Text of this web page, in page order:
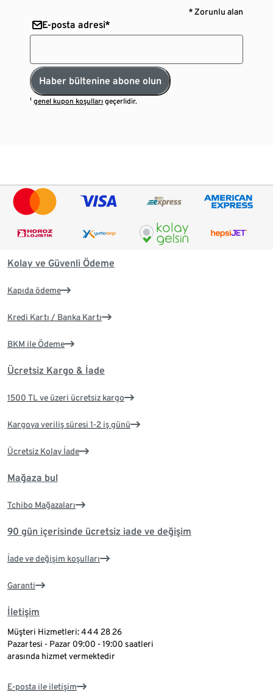
* Zorunlu alan
E-posta adresi*
Haber bültenine abone olun
¹genel kupon koşulları geçerlidir.
Kolay ve Güvenli Ödeme
Kapıda ödeme
Kredi Kartı / Banka Kartı
BKM ile Ödeme
Ücretsiz Kargo & İade
1500 TL ve üzeri ücretsiz kargo
Kargoya veriliş süresi 1-2 iş günü
Ücretsiz Kolay İade
Mağaza bul
Tchibo Mağazaları
90 gün içerisinde ücretsiz iade ve değişim
İade ve değişim koşulları
Garanti
İletişim
Müşteri Hizmetleri: 444 28 26
Pazartesi - Pazar 09:00 - 19:00 saatleri
arasında hizmet vermektedir
E-posta ile iletişim